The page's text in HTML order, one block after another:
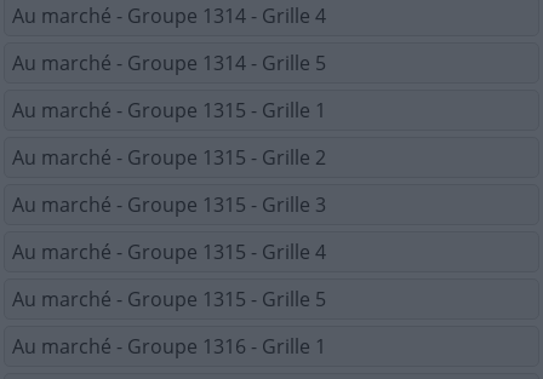
Au marché - Groupe 1314 - Grille 4
Au marché - Groupe 1314 - Grille 5
Au marché - Groupe 1315 - Grille 1
Au marché - Groupe 1315 - Grille 2
Au marché - Groupe 1315 - Grille 3
Au marché - Groupe 1315 - Grille 4
Au marché - Groupe 1315 - Grille 5
Au marché - Groupe 1316 - Grille 1